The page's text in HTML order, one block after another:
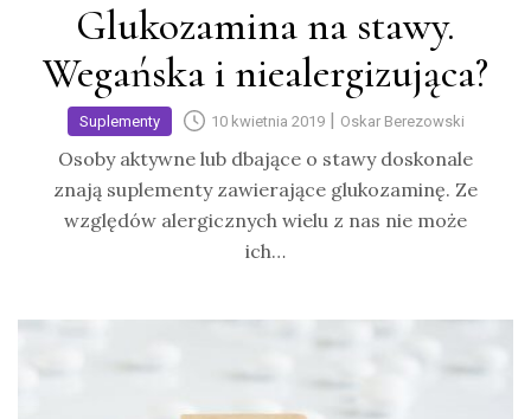
Glukozamina na stawy.
Wegańska i niealergizująca?
Suplementy 10 kwietnia 2019| Oskar Berezowski
Osoby aktywne lub dbające o stawy doskonale
znają suplementy zawierające glukozaminę. Ze
względów alergicznych wielu z nas nie może
ich…